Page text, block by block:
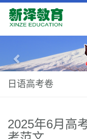
日语高考卷
2025年6月高